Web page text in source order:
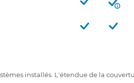
installés. L'étendue de la